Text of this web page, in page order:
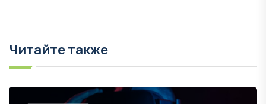
Читайте также